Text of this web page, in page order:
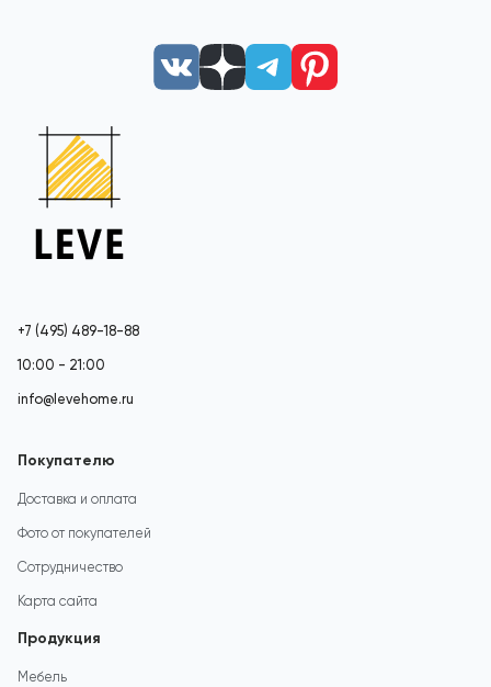
+7 (495) 489-18-88
10:00 - 21:00
info@levehome.ru
Покупателю
Доставка и оплата
Фото от покупателей
Сотрудничество
Карта сайта
Продукция
Мебель